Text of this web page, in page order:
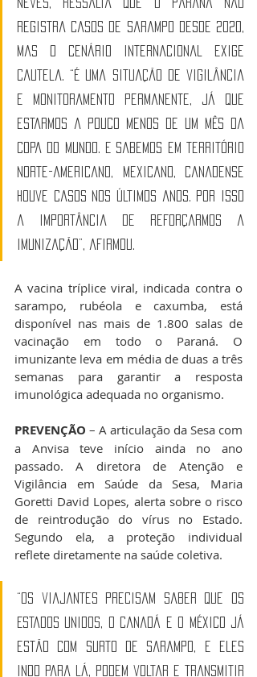
registra casos de sarampo desde 2020,
mas o cenário internacional exige
cautela. “É uma situação de vigilância
e monitoramento permanente, já que
estarmos a pouco menos de um mês da
Copa do Mundo. E sabemos em território
norte-americano, mexicano, canadense
houve casos nos últimos anos. Por isso
a importância de reforçarmos a
imunização”, afirmou.
A vacina tríplice viral, indicada contra o
sarampo, rubéola e caxumba, está
disponível nas mais de 1.800 salas de
vacinação em todo o Paraná. O
imunizante leva em média de duas a três
semanas para garantir a resposta
imunológica adequada no organismo.
PREVENÇÃO – A articulação da Sesa com
a Anvisa teve início ainda no ano
passado. A diretora de Atenção e
Vigilância em Saúde da Sesa, Maria
Goretti David Lopes, alerta sobre o risco
de reintrodução do vírus no Estado.
Segundo ela, a proteção individual
reflete diretamente na saúde coletiva.
“Os viajantes precisam saber que os
Estados Unidos, o Canadá e o México já
estão com surto de sarampo, e eles
indo para lá, podem voltar e transmitir